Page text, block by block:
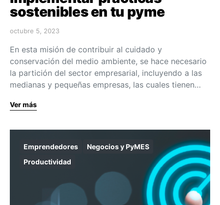
sostenibles en tu pyme
octubre 5, 2023
En esta misión de contribuir al cuidado y
conservación del medio ambiente, se hace necesario
la partición del sector empresarial, incluyendo a las
medianas y pequeñas empresas, las cuales tienen…
Ver más
Emprendedores
Negocios y PyMES
Productividad